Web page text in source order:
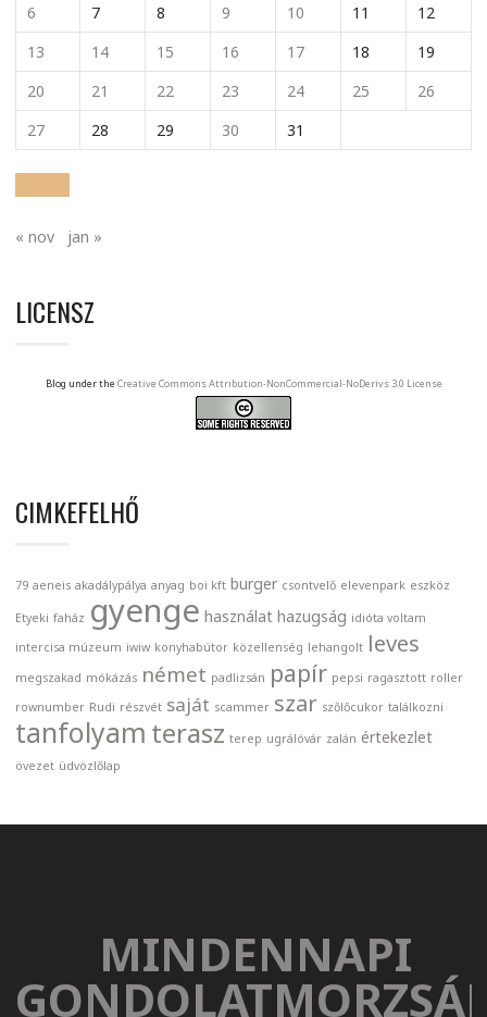
6
7 8 9 10 11
12
13
14 15 16 17 18
19
20
21 22 23 24 25
26
27
28 29 30 31
« nov jan »
LICENSZ
Blog under the Creative Commons Attribution-NonCommercial-NoDerivs 3.0 License
CIMKEFELHŐ
79 aeneis akadálypálya anyag boi kft burger csontvelő elevenpark eszköz
Etyeki faház gyenge használat hazugság idióta voltam
intercisa múzeum iwiw konyhabútor közellenség lehangolt leves
megszakad mókázás német padlizsán papír pepsi ragasztott roller
rownumber Rudi részvét saját scammer szar szőlőcukor találkozni
tanfolyam terasz terep ugrálóvár zalán értekezlet
övezet üdvözlőlap
MINDENNAPI